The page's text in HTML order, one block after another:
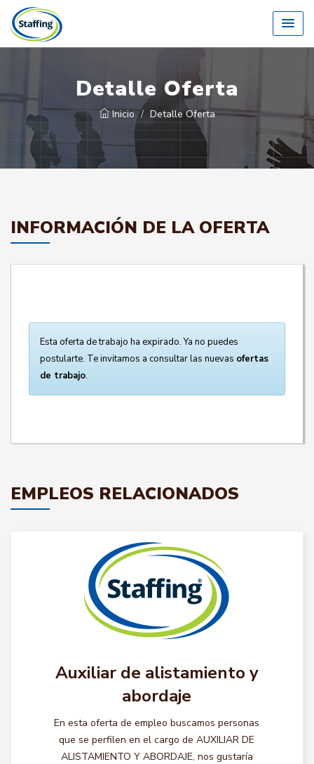
Detalle Oferta
Inicio Detalle Oferta
INFORMACIÓN DE LA OFERTA
Esta oferta de trabajo ha expirado. Ya no puedes
postularte. Te invitamos a consultar las nuevas ofertas
de trabajo.
EMPLEOS RELACIONADOS
Auxiliar de alistamiento y
abordaje
En esta oferta de empleo buscamos personas
que se perfilen en el cargo de AUXILIAR DE
ALISTAMIENTO Y ABORDAJE, nos gustaría